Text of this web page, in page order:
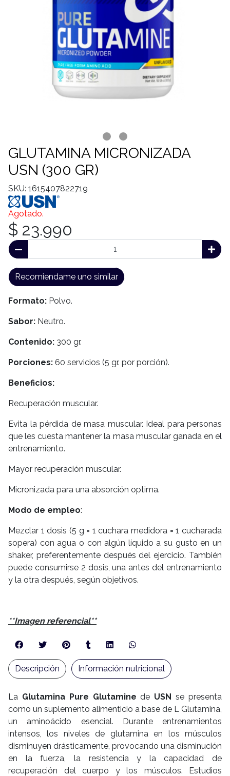
GLUTAMINA MICRONIZADA
USN (300 GR)
SKU: 1615407822719
Agotado.
$ 23.990
Recomiendame uno similar
Formato: Polvo.
Sabor: Neutro.
Contenido: 300 gr.
Porciones: 60 servicios (5 gr. por porción).
Beneficios:
Recuperación muscular.
Evita la pérdida de masa muscular. Ideal para personas
que les cuesta mantener la masa muscular ganada en el
entrenamiento.
Mayor recuperación muscular.
Micronizada para una absorción optima.
Modo de empleo:
Mezclar 1 dosis (5 g = 1 cuchara medidora = 1 cucharada
sopera) con agua o con algún líquido a su gusto en un
shaker, preferentemente después del ejercicio. También
puede consumirse 2 dosis, una antes del entrenamiento
y la otra después, según objetivos.
**Imagen referencial**
La Glutamina Pure Glutamine de USN se presenta
como un suplemento alimenticio a base de L Glutamina,
un aminoácido esencial. Durante entrenamientos
intensos, los niveles de glutamina en los músculos
disminuyen drásticamente, provocando una disminución
en la fuerza, la resistencia y la capacidad de
recuperación del cuerpo y los músculos. Estudios
Descripción Información nutricional